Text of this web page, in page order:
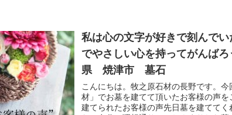
私は心の文字が好きで刻んで
でやさしい心を持ってがんば
県 焼津市 墓石
こんにちは。牧之原石材の長野です。
材」でお墓を建てて頂いたお客様の声
建てられたお客様の声先日墓を建てて